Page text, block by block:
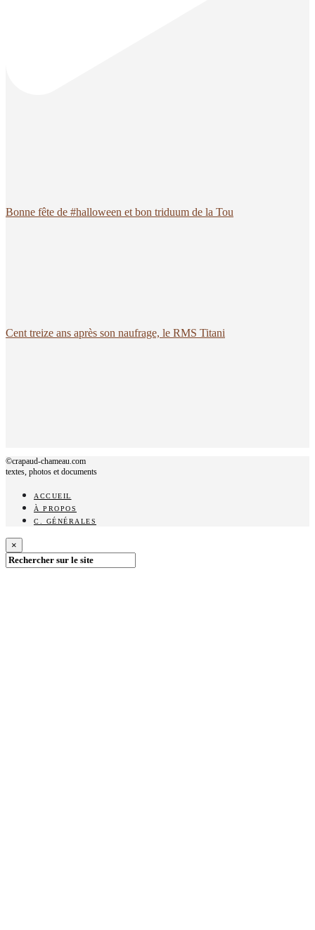
Bonne fête de #halloween et bon triduum de la Tou
Cent treize ans après son naufrage, le RMS Titani
©crapaud-chameau.com
textes, photos et documents
ACCUEIL
À PROPOS
C. GÉNÉRALES
×